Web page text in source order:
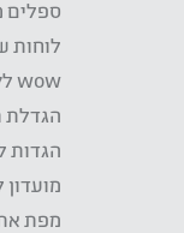
ספלים
לוחות
wow לקיר
הגדלת
הגדות
מועדון
מפת